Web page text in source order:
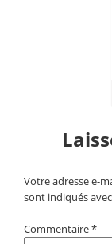
Votre adresse e-
sont indiqués avec
Commentaire*